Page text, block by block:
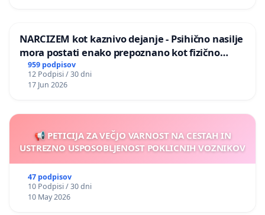
NARCIZEM kot kaznivo dejanje - Psihično nasilje
mora postati enako prepoznano kot fizično
nasilje
959 podpisov
12 Podpisi / 30 dni
17 Jun 2026
📢 PETICIJA ZA VEČJO VARNOST NA CESTAH IN
USTREZNO USPOSOBLJENOST POKLICNIH VOZNIKOV
47 podpisov
10 Podpisi / 30 dni
10 May 2026